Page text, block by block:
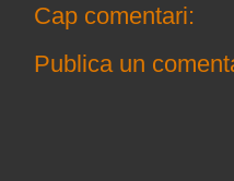
Cap comentari:
Publica un